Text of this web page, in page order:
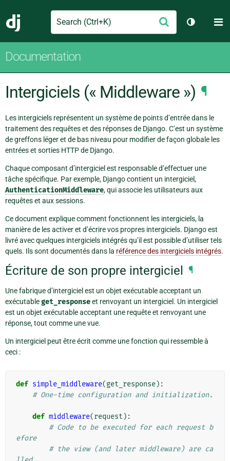
Django
Search Envoyer
Changer
Documentation
Intergiciels (« Middleware ») ¶
Les intergiciels représentent un système de points d’entrée dans le
traitement des requêtes et des réponses de Django. C’est un système
de greffons léger et de bas niveau pour modifier de façon globale les
entrées et sorties HTTP de Django.
Chaque composant d’intergiciel est responsable d’effectuer une
tâche spécifique. Par exemple, Django contient un intergiciel,
AuthenticationMiddleware, qui associe les utilisateurs aux
requêtes et aux sessions.
Ce document explique comment fonctionnent les intergiciels, la
manière de les activer et d’écrire vos propres intergiciels. Django est
livré avec quelques intergiciels intégrés qu’il est possible d’utiliser tels
quels. Ils sont documentés dans la référence des intergiciels intégrés.
Écriture de son propre intergiciel ¶
Une fabrique d’intergiciel est un objet exécutable acceptant un
exécutableget_responseet renvoyant un intergiciel. Un intergiciel
est un objet exécutable acceptant une requête et renvoyant une
réponse, tout comme une vue.
Un intergiciel peut être écrit comme une fonction qui ressemble à
ceci :
def simple_middleware(get_response):
# One-time configuration and initialization.
def middleware(request ):
# Code to be executed for each request b
efore
# the view (and later middleware) are ca